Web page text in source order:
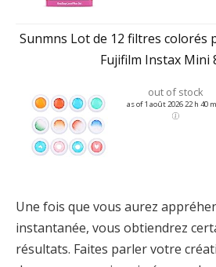
Sunmns Lot de 12 filtres colorés
Fujifilm Instax Mini
out of stock
as of 1 août 2026 22 h 40
Une fois que vous aurez
instantanée, vous obtiendrez
résultats. Faites parler votre